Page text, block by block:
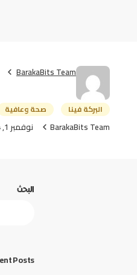
BarakaBits Team
البركة فينا صحة وعافية
BarakaBits Team نوفمبر 1, 2014
البحث
Posts